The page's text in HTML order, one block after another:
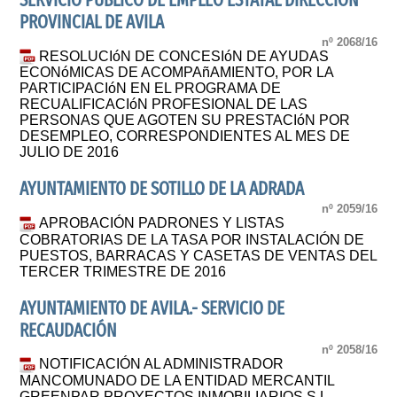
PROVINCIAL DE AVILA
nº 2068/16
RESOLUCIóN DE CONCESIóN DE AYUDAS
ECONóMICAS DE ACOMPAñAMIENTO, POR LA
PARTICIPACIóN EN EL PROGRAMA DE
RECUALIFICACIóN PROFESIONAL DE LAS
PERSONAS QUE AGOTEN SU PRESTACIóN POR
DESEMPLEO, CORRESPONDIENTES AL MES DE
JULIO DE 2016
AYUNTAMIENTO DE SOTILLO DE LA ADRADA
nº 2059/16
APROBACIÓN PADRONES Y LISTAS
COBRATORIAS DE LA TASA POR INSTALACIÓN DE
PUESTOS, BARRACAS Y CASETAS DE VENTAS DEL
TERCER TRIMESTRE DE 2016
AYUNTAMIENTO DE AVILA.- SERVICIO DE
RECAUDACIÓN
nº 2058/16
NOTIFICACIÓN AL ADMINISTRADOR
MANCOMUNADO DE LA ENTIDAD MERCANTIL